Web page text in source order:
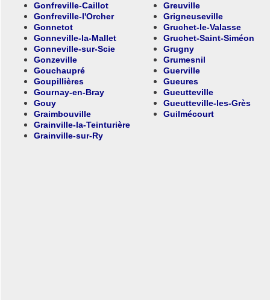
Gonfreville-Caillot
Gonfreville-l'Orcher
Gonnetot
Gonneville-la-Mallet
Gonneville-sur-Scie
Gonzeville
Gouchaupré
Goupillières
Gournay-en-Bray
Gouy
Graimbouville
Grainville-la-Teinturière
Grainville-sur-Ry
Greuville
Grigneuseville
Gruchet-le-Valasse
Gruchet-Saint-Siméon
Grugny
Grumesnil
Guerville
Gueures
Gueutteville
Gueutteville-les-Grès
Guilmécourt